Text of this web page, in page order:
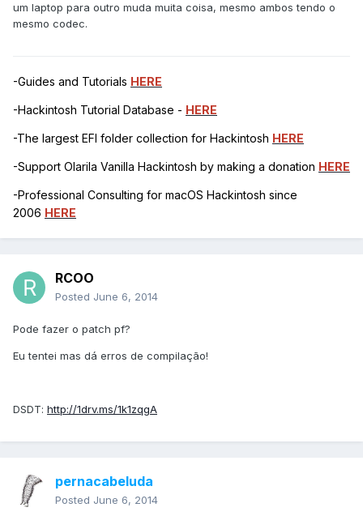
um laptop para outro muda muita coisa, mesmo ambos tendo o
mesmo codec.
-Guides and Tutorials HERE
-Hackintosh Tutorial Database - HERE
-The largest EFI folder collection for Hackintosh HERE
-Support Olarila Vanilla Hackintosh by making a donation HERE
-Professional Consulting for macOS Hackintosh since
2006 HERE
RCOO
Posted June 6, 2014
Pode fazer o patch pf?
Eu tentei mas dá erros de compilação!
DSDT: http://1drv.ms/1k1zqgA
pernacabeluda
Posted June 6, 2014